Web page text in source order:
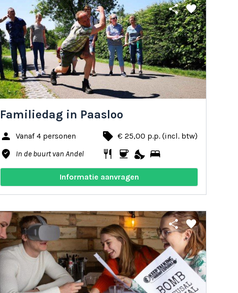
share favorite
Familiedag in Paasloo
person
Vanaf 4 personen local_offer € 25,00 p.p. (incl. btw)
where_to_vote In de buurt van Andel restaurant coffee nights_stay bed
Informatie aanvragen
share favorite